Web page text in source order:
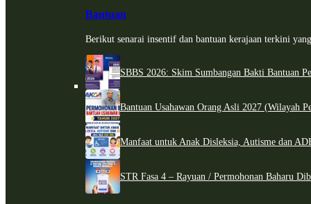
Bantuan
Berikut senarai insentif dan bantuan kerajaan terkini
SBBS 2026: Skim Sumbangan Bakti Bantuan
Bantuan Usahawan Orang Asli 2027 (Wilayah
Manfaat untuk Anak Disleksia, Autisme dan
STR Fasa 4 – Rayuan / Permohonan Baharu